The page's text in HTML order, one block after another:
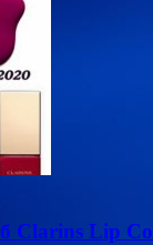
Clarins Lip